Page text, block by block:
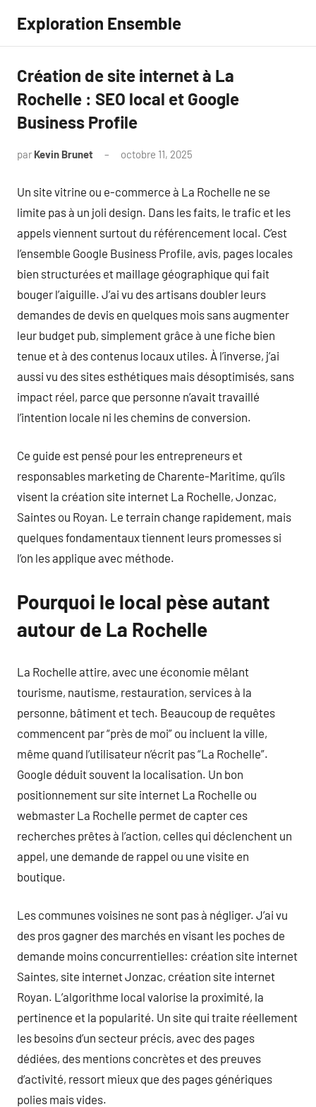
contenu
Exploration Ensemble
Création de site internet à La
Rochelle : SEO local et Google
Business Profile
par Kevin Brunet octobre 11, 2025
Un site vitrine ou e-commerce à La Rochelle ne se
limite pas à un joli design. Dans les faits, le trafic et les
appels viennent surtout du référencement local. C’est
l’ensemble Google Business Profile, avis, pages locales
bien structurées et maillage géographique qui fait
bouger l’aiguille. J’ai vu des artisans doubler leurs
demandes de devis en quelques mois sans augmenter
leur budget pub, simplement grâce à une fiche bien
tenue et à des contenus locaux utiles. À l’inverse, j’ai
aussi vu des sites esthétiques mais désoptimisés, sans
impact réel, parce que personne n’avait travaillé
l’intention locale ni les chemins de conversion.
Ce guide est pensé pour les entrepreneurs et
responsables marketing de Charente-Maritime, qu’ils
visent la création site internet La Rochelle, Jonzac,
Saintes ou Royan. Le terrain change rapidement, mais
quelques fondamentaux tiennent leurs promesses si
l’on les applique avec méthode.
Pourquoi le local pèse autant
autour de La Rochelle
La Rochelle attire, avec une économie mêlant
tourisme, nautisme, restauration, services à la
personne, bâtiment et tech. Beaucoup de requêtes
commencent par “près de moi” ou incluent la ville,
même quand l’utilisateur n’écrit pas “La Rochelle”.
Google déduit souvent la localisation. Un bon
positionnement sur site internet La Rochelle ou
webmaster La Rochelle permet de capter ces
recherches prêtes à l’action, celles qui déclenchent un
appel, une demande de rappel ou une visite en
boutique.
Les communes voisines ne sont pas à négliger. J’ai vu
des pros gagner des marchés en visant les poches de
demande moins concurrentielles: création site internet
Saintes, site internet Jonzac, création site internet
Royan. L’algorithme local valorise la proximité, la
pertinence et la popularité. Un site qui traite réellement
les besoins d’un secteur précis, avec des pages
dédiées, des mentions concrètes et des preuves
d’activité, ressort mieux que des pages génériques
polies mais vides.